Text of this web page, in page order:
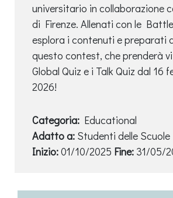
universitario in collaborazione
di Firenze. Allenati con le
esplora i contenuti e preparati
questo contest, che prenderà
Global Quiz e i Talk Quiz dal 16
2026!
Categoria: Educational
Adatto a: Studenti delle Scuole
Inizio:01/10/2025 Fine: 31/05/